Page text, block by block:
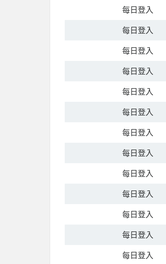
每日登入
每日登入
每日登入
每日登入
每日登入
每日登入
每日登入
每日登入
每日登入
每日登入
每日登入
每日登入
每日登入